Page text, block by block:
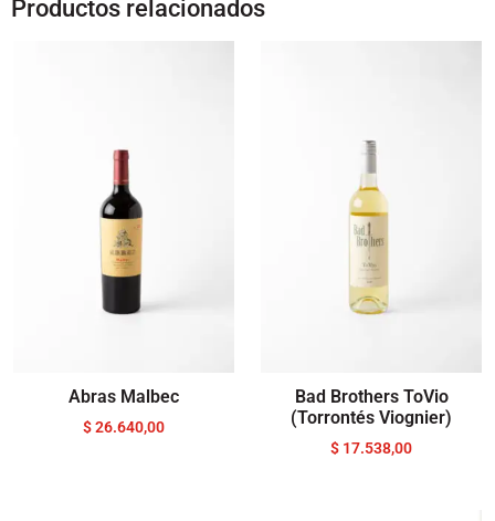
Productos relacionados
Abras Malbec
$26.640,00
Bad Brothers ToVio
(Torrontés Viognier)
$ 17.538,00